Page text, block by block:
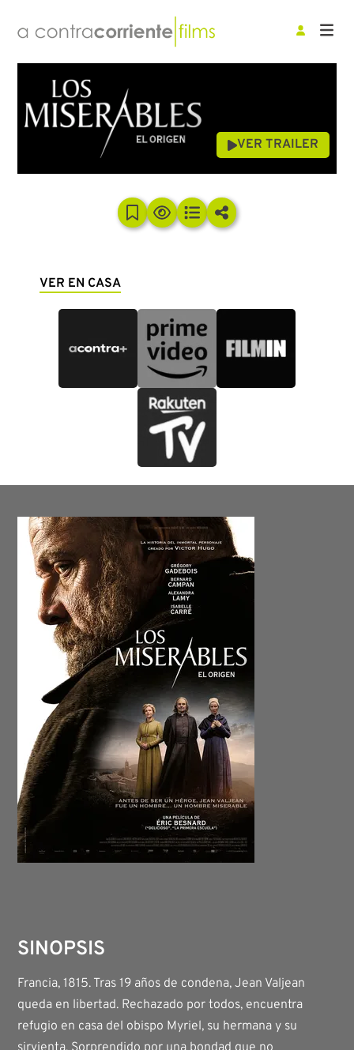
VER TRAILER
VER EN CASA
SINOPSIS
Francia, 1815. Tras 19 años de condena, Jean Valjean
queda en libertad. Rechazado por todos, encuentra
refugio en casa del obispo Myriel, su hermana y su